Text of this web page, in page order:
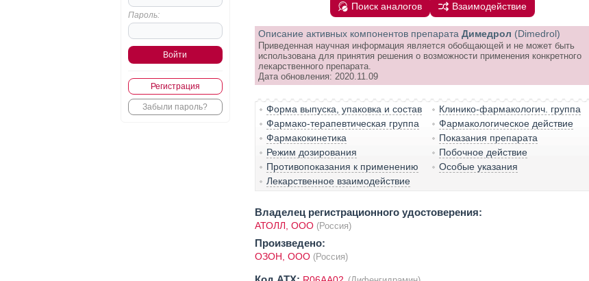
Пароль:
Регистрация
Забыли пароль?
Поиск аналогов Взаимодействие
Описание активных компонентов препарата Димедрол (Dimedrol)
Приведенная научная информация является обобщающей и не может быть
использована для принятия решения о возможности применения конкретного
лекарственного препарата.
Дата обновления: 2020.11.09
Форма выпуска, упаковка и состав
Клинико-фармакологич. группа
Фармако-терапевтическая группа
Фармакологическое действие
Фармакокинетика
Показания препарата
Режим дозирования
Побочное действие
Противопоказания к применению
Особые указания
Лекарственное взаимодействие
Владелец регистрационного удостоверения:
АТОЛЛ, ООО (Россия)
Произведено:
ОЗОН, ООО (Россия)